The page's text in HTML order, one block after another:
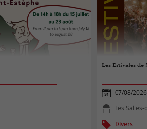
Les Estivales
07/08/2026
Les Salles-
Divers